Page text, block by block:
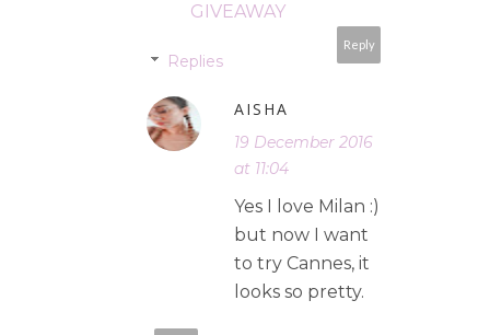
GIVEAWAY
Reply
Replies
AISHA
19 December 2016
at 11:04
Yes I love Milan :)
but now I want
to try Cannes, it
looks so pretty.